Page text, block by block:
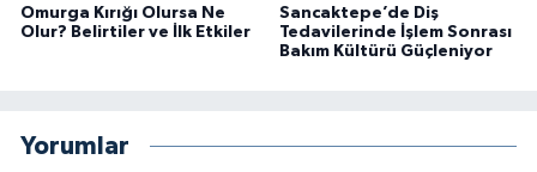
Omurga Kırığı Olursa Ne
Olur? Belirtiler ve İlk Etkiler
Sancaktepe’de Diş
Tedavilerinde İşlem Sonrası
Bakım Kültürü Güçleniyor
Yorumlar